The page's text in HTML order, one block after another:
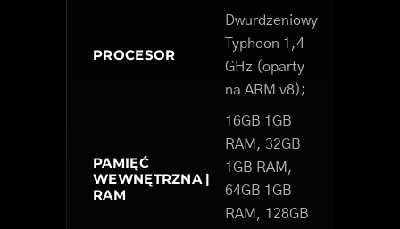
PROCESOR
Dwurdzeniowy
Typhoon 1,4
GHz (oparty
na ARM v8);
PAMIĘĆ
WEWNĘTRZNA |
RAM
16GB 1GB
RAM, 32GB
1GB RAM,
64GB 1GB
RAM, 128GB